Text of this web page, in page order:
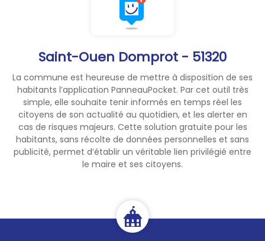
Saint-Ouen Domprot - 51320
La commune est heureuse de mettre à disposition de ses
habitants l’application PanneauPocket. Par cet outil très
simple, elle souhaite tenir informés en temps réel les
citoyens de son actualité au quotidien, et les alerter en
cas de risques majeurs. Cette solution gratuite pour les
habitants, sans récolte de données personnelles et sans
publicité, permet d’établir un véritable lien privilégié entre
le maire et ses citoyens.